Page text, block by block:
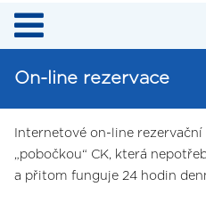
On-line rezervace
Internetové on-line
„pobočkou“ CK, která
a přitom funguje 24 hodin